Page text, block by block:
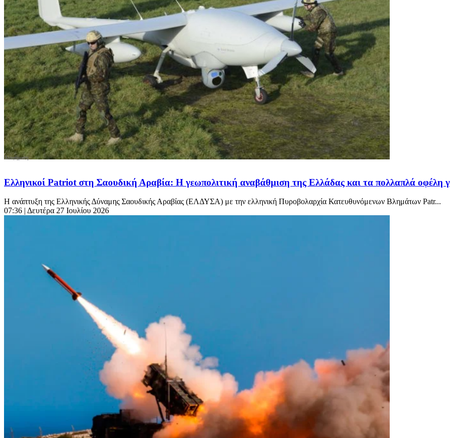
Ελληνικοί Patriot στη Σαουδική Αραβία: H γεωπολιτική αναβάθμιση της Ελλάδας και τα πολλαπλά οφέλη
Η ανάπτυξη της Ελληνικής Δύναμης Σαουδικής Αραβίας (ΕΛΔΥΣΑ) με την ελληνική Πυροβολαρχία Κατευθυνόμενων Βλημάτων Patr...
07:36 | Δευτέρα 27 Ιουλίου 2026